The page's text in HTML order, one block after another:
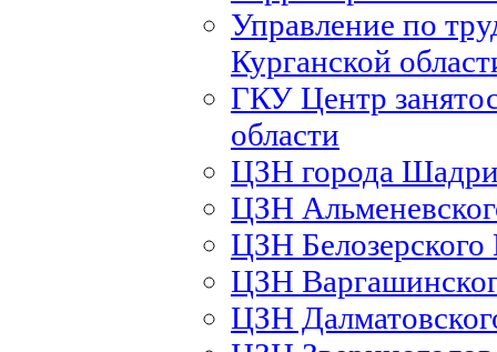
Управление по
Курганской
ГКУ Центр
области
ЦЗН города
ЦЗН
ЦЗН
ЦЗН
ЦЗН